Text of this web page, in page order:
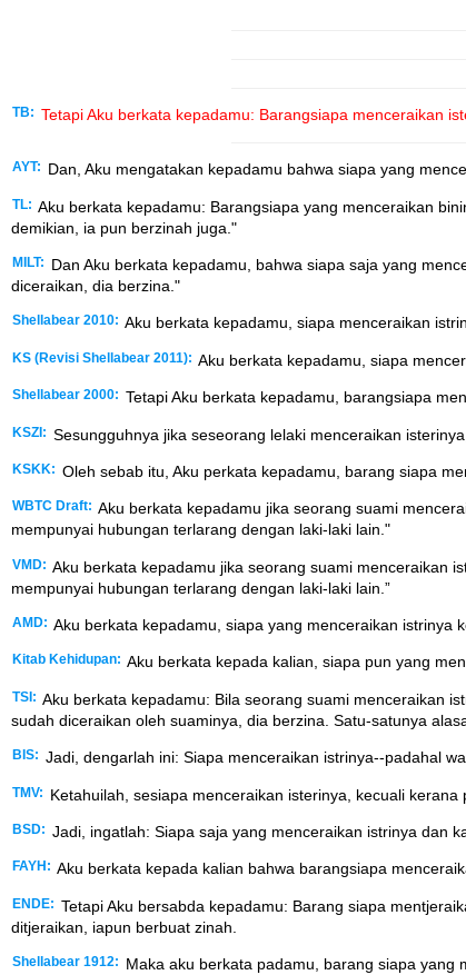
TB: Tetapi Aku berkata kepadamu: Barangsiapa menceraikan
AYT: Dan, Aku mengatakan kepadamu bahwa siapa yang
TL: Aku berkata kepadamu: Barangsiapa yang menceraikan
demikian, ia pun berzinah juga."
MILT:
Dan Aku berkata kepadamu, bahwa siapa saja yang
diceraikan, dia berzina."
Shellabear 2010: Aku berkata kepadamu, siapa menceraikan
KS (Revisi Shellabear 2011): Aku berkata kepadamu, siapa
Shellabear 2000: Tetapi Aku berkata kepadamu, barangsiapa
KSZI: Sesungguhnya jika seseorang lelaki menceraikan
KSKK: Oleh sebab itu, Aku perkata kepadamu, barang siapa
WBTC Draft: Aku berkata kepadamu jika seorang suami
mempunyai hubungan terlarang dengan laki-laki lain."
VMD: Aku berkata kepadamu jika seorang suami menceraikan
mempunyai hubungan terlarang dengan laki-laki lain.”
AMD: Aku berkata kepadamu, siapa yang menceraikan istrinya
Kitab Kehidupan: Aku berkata kepada kalian, siapa pun yang
TSI: Aku berkata kepadamu: Bila seorang suami menceraikan
sudah diceraikan oleh suaminya, dia berzina. Satu-satunya
BIS: Jadi, dengarlah ini: Siapa menceraikan istrinya--padahal
TMV: Ketahuilah, sesiapa menceraikan isterinya, kecuali
BSD: Jadi, ingatlah: Siapa saja yang menceraikan istrinya dan
FAYH: Aku berkata kepada kalian bahwa barangsiapa
ENDE: Tetapi Aku bersabda kepadamu: Barang siapa
ditjeraikan, iapun berbuat zinah.
Shellabear 1912:
Maka aku berkata padamu, barang siapa yang